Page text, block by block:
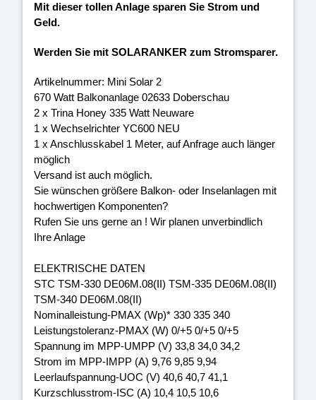
Mit dieser tollen Anlage sparen Sie Strom und
Geld.
Werden Sie mit SOLARANKER zum Stromsparer.
Artikelnummer: Mini Solar 2
670 Watt Balkonanlage 02633 Doberschau
2 x Trina Honey 335 Watt Neuware
1 x Wechselrichter YC600 NEU
1 x Anschlusskabel 1 Meter, auf Anfrage auch länger
möglich
Versand ist auch möglich.
Sie wünschen größere Balkon- oder Inselanlagen mit
hochwertigen Komponenten?
Rufen Sie uns gerne an ! Wir planen unverbindlich
Ihre Anlage
ELEKTRISCHE DATEN
STC TSM-330 DE06M.08(II) TSM-335 DE06M.08(II)
TSM-340 DE06M.08(II)
Nominalleistung-PMAX (Wp)* 330 335 340
Leistungstoleranz-PMAX (W) 0/+5 0/+5 0/+5
Spannung im MPP-UMPP (V) 33,8 34,0 34,2
Strom im MPP-IMPP (A) 9,76 9,85 9,94
Leerlaufspannung-UOC (V) 40,6 40,7 41,1
Kurzschlusstrom-ISC (A) 10,4 10,5 10,6